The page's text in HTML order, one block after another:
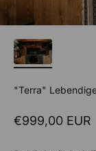
"Terra"
Sale price
€999,00 EUR